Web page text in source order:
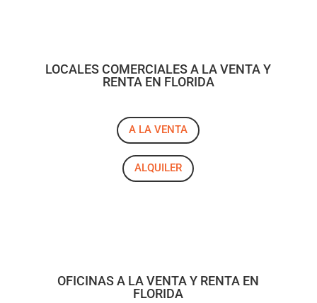
LOCALES COMERCIALES A LA VENTA Y
RENTA EN FLORIDA
A LA VENTA
ALQUILER
OFICINAS A LA VENTA Y RENTA EN
FLORIDA